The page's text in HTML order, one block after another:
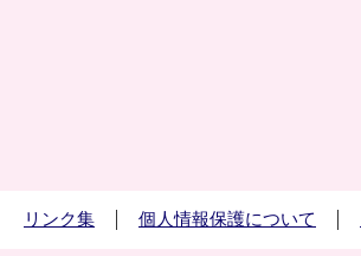
リンク集 個人情報保護について